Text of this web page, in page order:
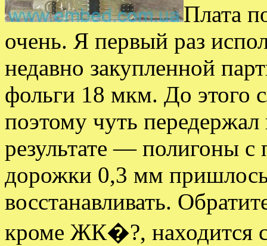
Плата
очень. Я первый раз
недавно закупленной
фольги 18 мкм. До этого
поэтому чуть
результате — полигоны с
дорожки 0,3 мм
восстанавливать.
кроме ЖК�?, находится